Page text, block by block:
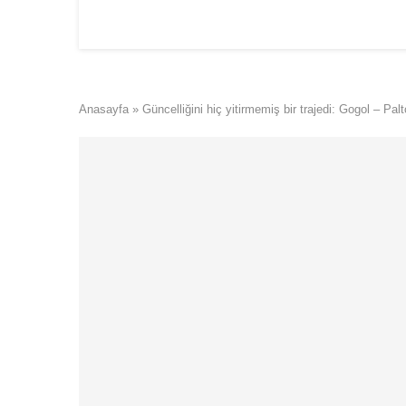
Anasayfa » Güncelliğini hiç yitirmemiş bir trajedi: Gogol –